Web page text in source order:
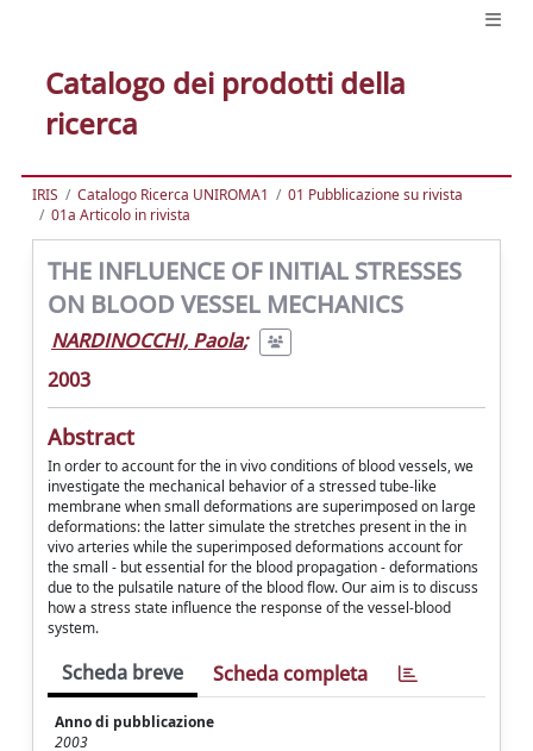
Catalogo dei prodotti della
ricerca
IRIS Catalogo Ricerca UNIROMA1
01 Pubblicazione su rivista
01a Articolo in rivista
THE INFLUENCE OF INITIAL STRESSES
ON BLOOD VESSEL MECHANICS
NARDINOCCHI, Paola;
2003
Abstract
In order to account for the in vivo conditions of blood vessels, we
investigate the mechanical behavior of a stressed tube-like
membrane when small deformations are superimposed on large
deformations: the latter simulate the stretches present in the in
vivo arteries while the superimposed deformations account for
the small - but essential for the blood propagation - deformations
due to the pulsatile nature of the blood flow. Our aim is to discuss
how a stress state influence the response of the vessel-blood
system.
Scheda breve Scheda completa
Anno di pubblicazione
2003